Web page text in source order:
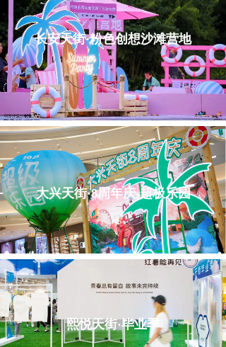
长安天街·粉色创想沙滩营地
大兴天街·8周年庆-超极乐园
熙悦天街·毕业季